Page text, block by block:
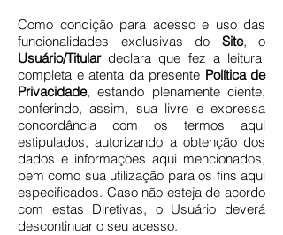
Como condição para acesso e uso das
funcionalidades exclusivas do Site, o
Usuário/Titulardeclara que fez a leitura
completa e atenta da presente Política de
Privacidade, estando plenamente ciente,
conferindo, assim, sua livre e expressa
concordância com os termos aqui
estipulados, autorizando a obtenção dos
dados e informações aqui mencionados,
bem como sua utilização para os fins aqui
especificados. Caso não esteja de acordo
com estas Diretivas, o Usuário deverá
descontinuar o seu acesso.